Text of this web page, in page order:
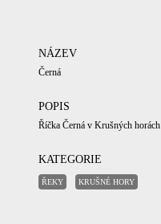
NÁZEV
Černá
POPIS
Říčka Černá v Krušných horách
KATEGORIE
ŘEKY KRUŠNÉ HORY